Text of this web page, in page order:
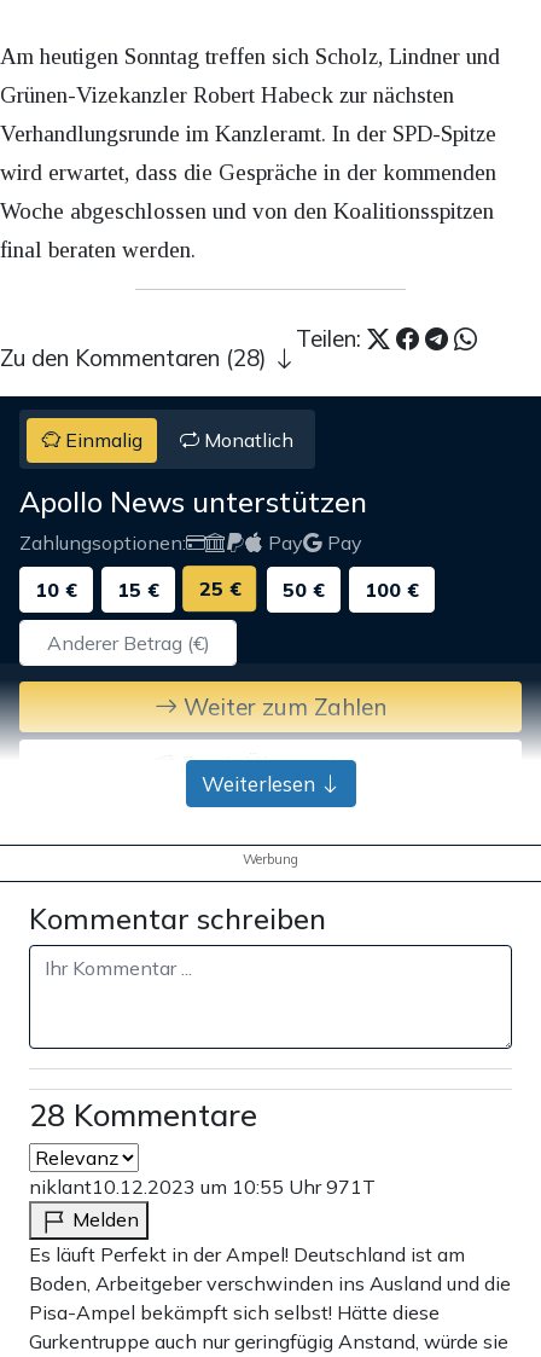
Am heutigen Sonntag treffen sich Scholz, Lindner und
Grünen-Vizekanzler Robert Habeck zur nächsten
Verhandlungsrunde im Kanzleramt. In der SPD-Spitze
wird erwartet, dass die Gespräche in der kommenden
Woche abgeschlossen und von den Koalitionsspitzen
final beraten werden.
Teilen:
Zu den Kommentaren (28)
Einmalig Monatlich
Apollo News unterstützen
Zahlungsoptionen: Pay
Pay
10 €
15 € 25 € 50 € 100 €
Weiter zum Zahlen
Bank-Überweisung
Weiterlesen
Werbung
Kommentar schreiben
28 Kommentare
niklant10.12.2023 um 10:55 Uhr971T
Melden
Es läuft Perfekt in der Ampel! Deutschland ist am
Boden, Arbeitgeber verschwinden ins Ausland und die
Pisa-Ampel bekämpft sich selbst! Hätte diese
Gurkentruppe auch nur geringfügig Anstand, würde sie